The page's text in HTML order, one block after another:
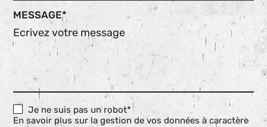
MESSAGE*
Je ne suis pas un robot*
En savoir plus sur la gestion de vos données à caractère